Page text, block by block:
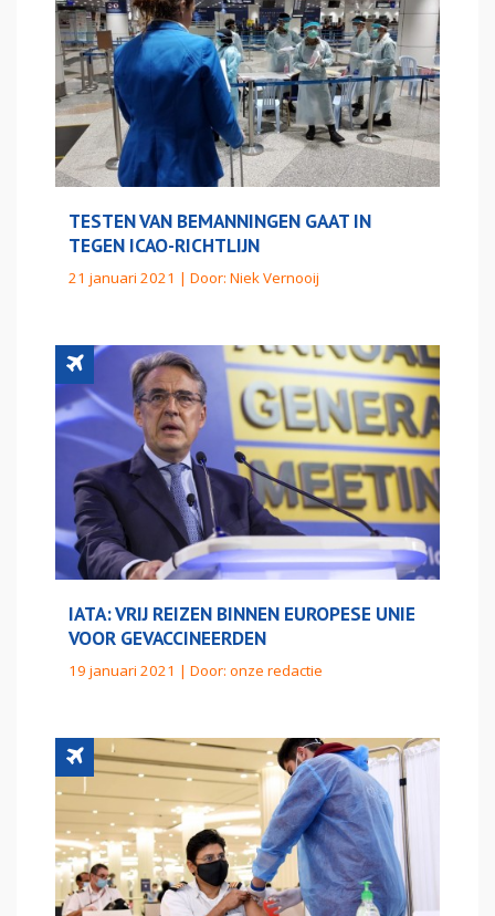
TESTEN VAN BEMANNINGEN GAAT IN
TEGEN ICAO-RICHTLIJN
21 januari 2021 | Door: Niek Vernooij
IATA: VRIJ REIZEN BINNEN EUROPESE UNIE
VOOR GEVACCINEERDEN
19 januari 2021 | Door: onze redactie